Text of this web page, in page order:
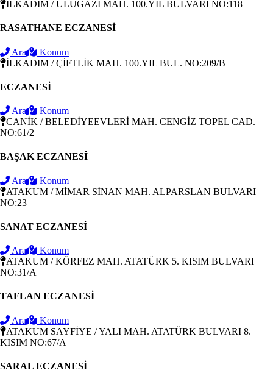
İLKADIM / ULUGAZİ MAH. 100.YIL BULVARI NO:118
RASATHANE ECZANESİ
Ara
Konum
İLKADIM / ÇİFTLİK MAH. 100.YIL BUL. NO:209/B
ECZANESİ
Ara
Konum
CANİK / BELEDİYEEVLERİ MAH. CENGİZ TOPEL CAD.
NO:61/2
BAŞAK ECZANESİ
Ara
Konum
ATAKUM / MİMAR SİNAN MAH. ALPARSLAN BULVARI
NO:23
SANAT ECZANESİ
Ara
Konum
ATAKUM / KÖRFEZ MAH. ATATÜRK 5. KISIM BULVARI
NO:31/A
TAFLAN ECZANESİ
Ara
Konum
ATAKUM SAYFİYE / YALI MAH. ATATÜRK BULVARI 8.
KISIM NO:67/A
SARAL ECZANESİ